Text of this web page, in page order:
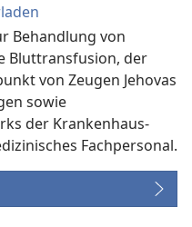
Behandlung von
Bluttransfusion, der
von Zeugen Jehovas
sowie
der Krankenhaus-
Fachpersonal.